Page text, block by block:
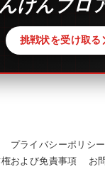
けんプロ
挑戦状を受け取る
プライバシーポリシー
および免責事項
お